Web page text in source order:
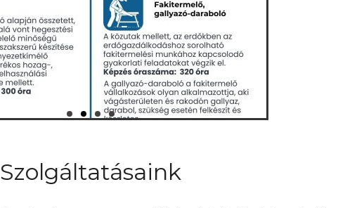
Szolgáltatásaink